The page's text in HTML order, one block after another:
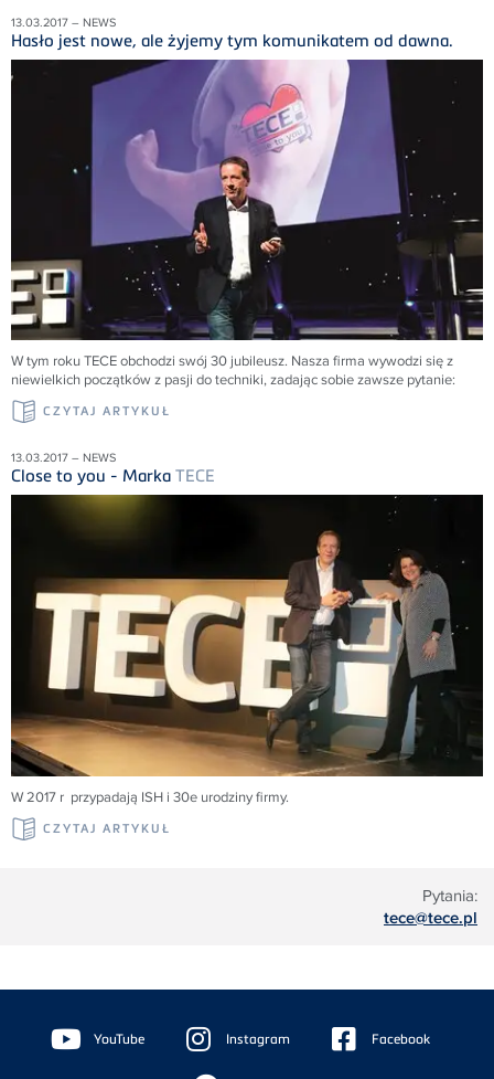
Pytania:
tece@tece.pl
13.03.2017 – NEWS
Hasło jest nowe, ale żyjemy tym komunikatem od dawna.
W tym roku TECE obchodzi swój 30 jubileusz. Nasza firma wywodzi się z
niewielkich początków z pasji do techniki, zadając sobie zawsze pytanie:
CZYTAJ ARTYKUŁ
13.03.2017 – NEWS
Close to you - Marka TECE
W 2017 r przypadają ISH i 30e urodziny firmy.
CZYTAJ ARTYKUŁ
Floating
Sidebar YouTube Instagram Facebook